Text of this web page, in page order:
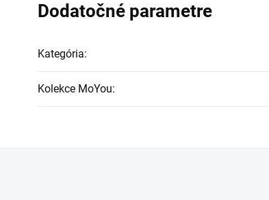
Dodatočné parametre
Kategória:
Kolekce MoYou: